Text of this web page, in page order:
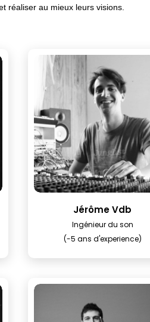
réaliser au mieux leurs visions.
Jérôme Vdb
Ingénieur du son
(-5 ans d'experience)